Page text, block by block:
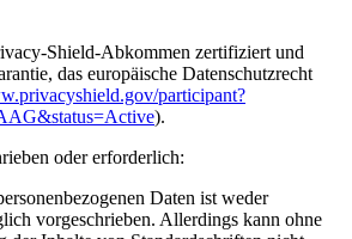
Shield-Abkommen zertifiziert und
das europäische Datenschutzrecht
participant?
).
oder erforderlich:
Daten ist weder
vorgeschrieben. Allerdings kann ohne